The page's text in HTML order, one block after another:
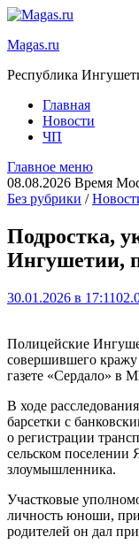
Magas.ru
Республика
Главная
Новости
ЧП
Главное меню
08.08.2026 Время
Без рубрики /
Подростка,
Ингушетии,
30.01.2026 в 17:11
Полицейские
совершившего кражу
газете «Сердало» в
В ходе
барсетки с
о регистрации
сельском поселении
злоумышленника.
Участковые
личность юноши,
родителей он дал